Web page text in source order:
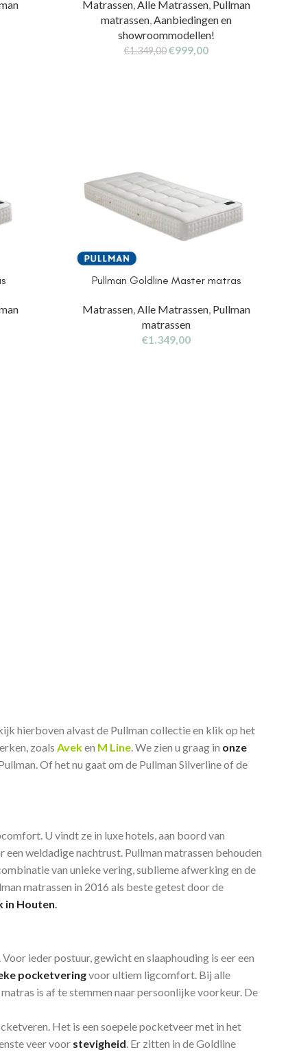
Matrassen,Alle Matrassen, Pullman
matrassen,Aanbiedingen en
showroommodellen!
€1.349,00€999,00
Pullman Goldline Master matras
Matrassen,Alle Matrassen, Pullman
matrassen
€1.349,00
hierboven alvast de Pullman collectie en klik op het
zoals Aveken M Line. We zien u graag in onze
Of het nu gaat om de Pullman Silverline of de
U vindt ze in luxe hotels, aan boord van
een weldadige nachtrust.Pullman matrassen behouden
van unieke vering, sublieme afwerking en de
matrassen in 2016 als beste getest door de
in Houten.
ieder postuur, gewicht en slaaphouding is eer een
pocketveringvoor ultiem ligcomfort. Bij alle
is af te stemmen naar persoonlijke voorkeur. De
Het is een soepele pocketveer met in het
veer voor stevigheid. Er zitten in de Goldline